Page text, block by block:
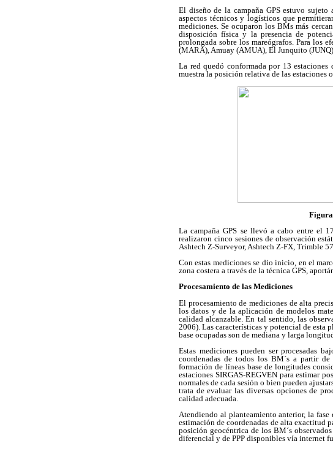
El diseño de la campaña GPS estuvo
aspectos técnicos y logísticos que
mediciones. Se ocuparon los BMs más
disposición física y la presencia de
prolongada sobre los mareógrafos. Para los
(MARA), Amuay (AMUA), El Junquito
La red quedó conformada por 13
muestra la posición relativa de las estaciones
La campaña GPS se llevó a cabo entre el
realizaron cinco sesiones de observación
Ashtech Z-Surveyor, Ashtech Z-FX, Trimble
Con estas mediciones se dio inicio, en el
zona costera a través de la técnica GPS,
Procesamiento de las Mediciones
El procesamiento de mediciones de alta
los datos y de la aplicación de modelos
calidad alcanzable. En tal sentido, las
2006). Las características y potencial de esta
base ocupadas son de mediana y larga
Estas mediciones pueden ser procesadas
coordenadas de todos los BM´s a partir de
formación de líneas base de longitudes
estaciones SIRGAS-REGVEN para estimar
normales de cada sesión o bien pueden
trata de evaluar las diversas opciones de
calidad adecuada.
Atendiendo al planteamiento anterior, la
estimación de coordenadas de alta exactitud
posición geocéntrica de los BM´s
diferencial y de PPP disponibles vía internet